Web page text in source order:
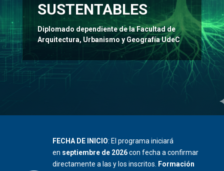
SUSTENTABLES
Diplomado dependiente de la Facultad de
Arquitectura, Urbanismo y Geografía UdeC
FECHA DE INICIO: El programa iniciará
en septiembre de 2026con fecha a confirmar
directamente a las y los inscritos.
Formación